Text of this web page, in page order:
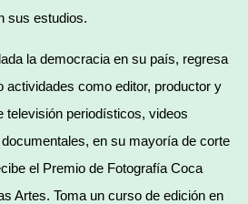
sus estudios.
la democracia en su país, regresa
actividades como editor, productor y
televisión periodísticos, videos
en su mayoría de corte
el Premio de Fotografía Coca
Artes. Toma un curso de edición en